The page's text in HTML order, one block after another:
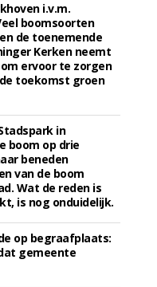
i.v.m.
boomsoorten
de toenemende
Kerken neemt
ervoor te zorgen
toekomst groen
in
boom op drie
beneden
van de boom
Wat de reden is
is nog onduidelijk.
op begraafplaats:
gemeente